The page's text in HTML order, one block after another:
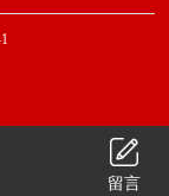
留言